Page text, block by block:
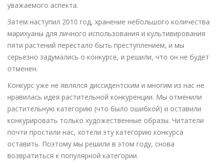
уважаемого аспекта.
Затем наступил 2010 год, хранение небольшого количества
марихуаны для личного использования и культивирования
пяти растений перестало быть преступлением, и мы
серьезно задумались о конкурсе, и решили, что он не будет
отменен.
Конкурс уже не являлся диссидентским и многим из нас не
нравилась идея растительной конкуренции. Мы отменили
растительную категорию (что было ошибкой) и оставили
конкурировать только художественные образы. Читатели
почти простили нас, хотели эту категорию конкурса
оставить. Поэтому мы решили в этом году, снова
возвратиться к популярной категории.